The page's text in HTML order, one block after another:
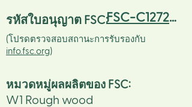
FSC-C127234
รหัสใบอนุญาต FSC:
(โปรดตรวจสอบสถานะการรับรองกับ
info.fsc.org)
หมวดหมู่ผลผลิตของ FSC:
W1 Rough wood